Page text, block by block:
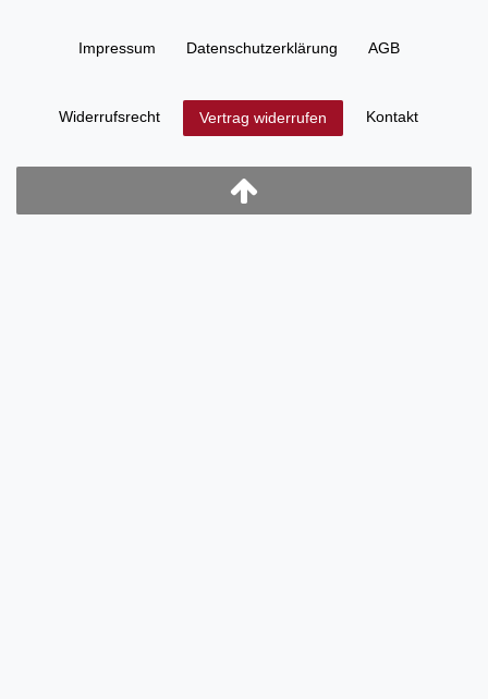
Impressum Daten­schutz­erklärung AGB
Widerrufs­recht Vertrag widerrufen Kontakt